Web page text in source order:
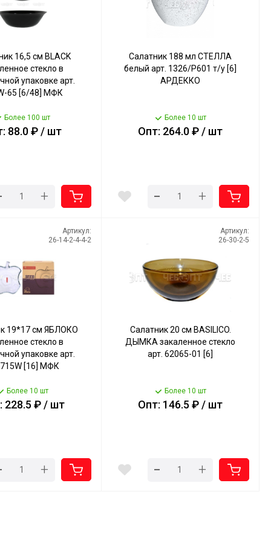
16,5 см BLACK
стекло в
упаковке арт.
65 [6/48] МФК
Более 100 шт
88.0 ₽ / шт
+
Салатник 188 мл СТЕЛЛА
белый арт. 1326/Р601 т/у [6]
АРДЕККО
Более 10 шт
Опт: 264.0 ₽ / шт
- +
Артикул:
26-14-2-4-4-2
19*17 см ЯБЛОКО
стекло в
упаковке арт.
[16] МФК
Более 10 шт
228.5 ₽ / шт
+
Артикул:
26-30-2-5
Салатник 20 см BASILICO.
ДЫМКА закаленное стекло
арт. 62065-01 [6]
Более 10 шт
Опт: 146.5 ₽ / шт
- +